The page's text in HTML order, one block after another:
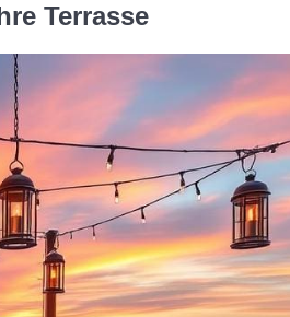
Terrasse